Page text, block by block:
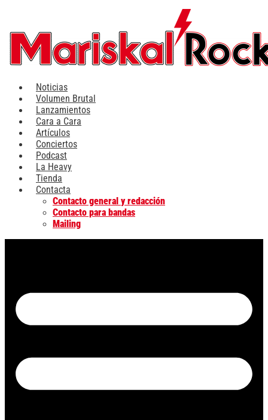
contenido
Noticias
Volumen Brutal
Lanzamientos
Cara a Cara
Artículos
Conciertos
Podcast
La Heavy
Tienda
Contacta
Contacto general y redacción
Contacto para bandas
Mailing